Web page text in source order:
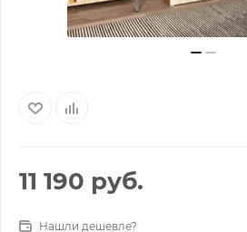
11 190 руб.
Нашли дешевле?